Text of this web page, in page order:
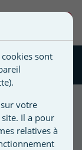
trié(s) par :
ventes
liste
sont
votre
Il a pour
relatives à